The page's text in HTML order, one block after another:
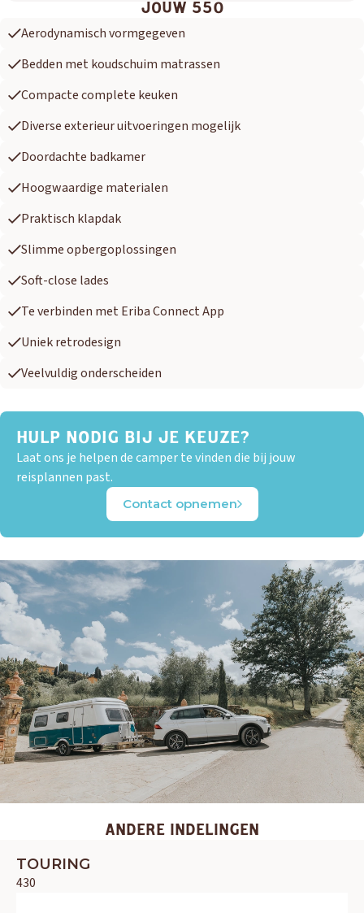
JOUW 550
Aerodynamisch vormgegeven
Bedden met koudschuim matrassen
Compacte complete keuken
Diverse exterieur uitvoeringen mogelijk
Doordachte badkamer
Hoogwaardige materialen
Praktisch klapdak
Slimme opbergoplossingen
Soft-close lades
Te verbinden met Eriba Connect App
Uniek retrodesign
Veelvuldig onderscheiden
HULP NODIG BIJ JE KEUZE?
Laat ons je helpen de camper te vinden die bij jouw
reisplannen past.
Contact opnemen
ANDERE INDELINGEN
TOURING
430